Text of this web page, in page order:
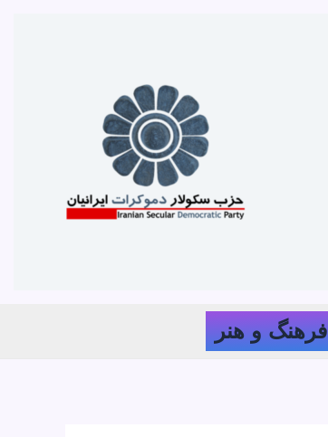
فرهنگ و هنر